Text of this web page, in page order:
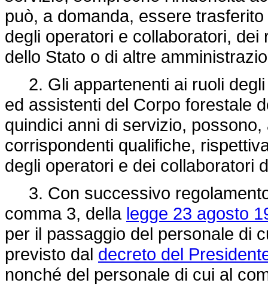
può, a domanda, essere
degli operatori e collaboratori,
dello Stato o di altre
2. Gli appartenenti ai ruoli degli
ed assistenti del Corpo forestale
quindici anni di servizio,
corrispondenti qualifiche,
degli operatori e dei collaboratori
3. Con successivo
comma 3, della legge 23 agosto
per il passaggio del personale di
previsto dal decreto del
nonché del personale di cui al